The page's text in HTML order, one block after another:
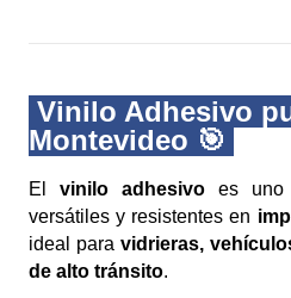
Vinilo Adhesivo
Montevideo 🎯
El vinilo adhesivoes uno
versátiles y resistentes en
ideal para vidrieras,
de alto tránsito.